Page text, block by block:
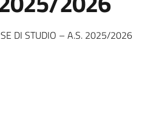
DI STUDIO – A.S. 2025/2026